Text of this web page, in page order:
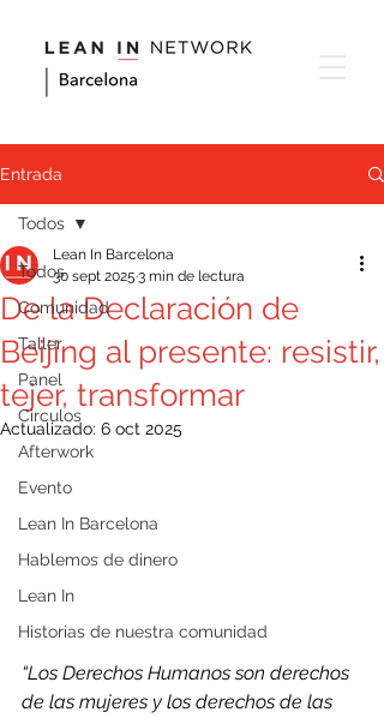
Entrada
Todos
Comunidad
Taller
Panel
Circulos
Afterwork
Evento
Lean In Barcelona
Hablemos de dinero
Lean In
Historias de nuestra comunidad
Todos
De la Declaración de
Beijing al presente: resistir,
tejer, transformar
Lean In Barcelona
30 sept 2025 3 min de lectura
Actualizado: 6 oct 2025
“Los Derechos Humanos son derechos
de las mujeres y los derechos de las